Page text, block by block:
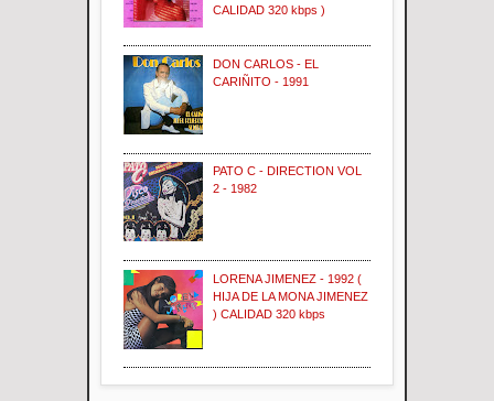
CALIDAD 320 kbps )
DON CARLOS - EL
CARIÑITO - 1991
PATO C - DIRECTION VOL
2 - 1982
LORENA JIMENEZ - 1992 (
HIJA DE LA MONA JIMENEZ
) CALIDAD 320 kbps